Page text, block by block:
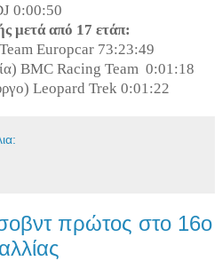
0:00:50
μετά από 17 ετάπ:
Europcar 73:23:49
BMC Racing Team 0:01:18
Leopard Trek 0:01:22
πρώτος στο 16ο